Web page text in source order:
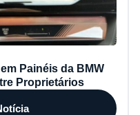
Painéis da BMW
Proprietários